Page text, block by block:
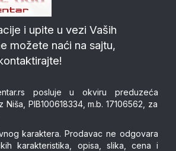
i upite u vezi Vaših
možete naći na sajtu,
posluje u okviru preduzeća
Niša, PIB100618334, m.b. 17106562, za
karaktera. Prodavac ne odgovara
karakteristika, opisa, slika, cena i